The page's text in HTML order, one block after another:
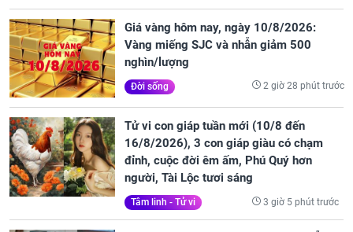
Giá vàng hôm nay, ngày 10/8/2026:
Vàng miếng SJC và nhẫn giảm 500
nghìn/lượng
Đời sống 2 giờ 28 phút trước
Tử vi con giáp tuần mới (10/8 đến
16/8/2026), 3 con giáp giàu có chạm
đỉnh, cuộc đời êm ấm, Phú Quý hơn
người, Tài Lộc tươi sáng
Tâm linh - Tử vi 3 giờ 5 phút trước